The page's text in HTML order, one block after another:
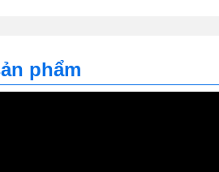
phẩm